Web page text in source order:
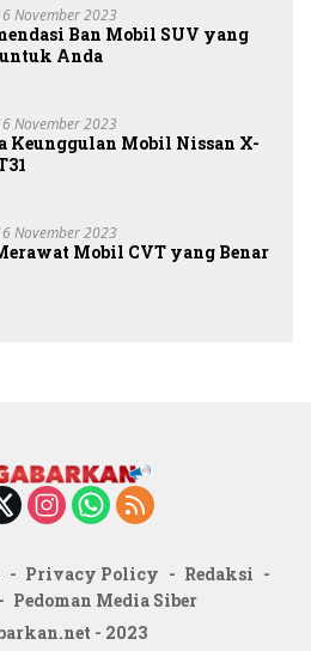
November 2023
Ban Mobil SUV yang
Anda
November 2023
Keunggulan Mobil Nissan X-
November 2023
Mobil CVT yang Benar
Privacy Policy
Redaksi
Pedoman Media Siber
- 2023